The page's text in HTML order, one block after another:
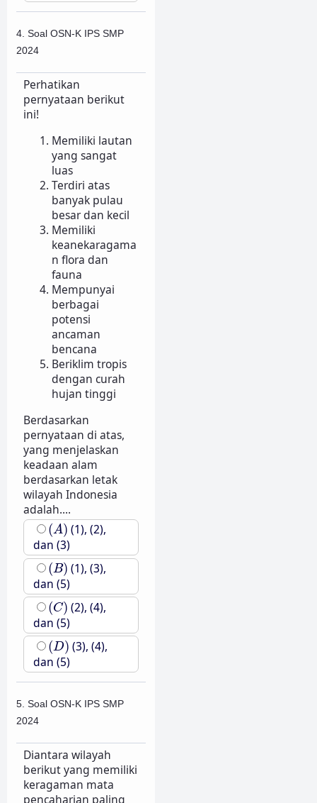
4. Soal OSN-K IPS SMP
2024
Perhatikan
pernyataan berikut
ini!
Memiliki lautan
yang sangat
luas
Terdiri atas
banyak pulau
besar dan kecil
Memiliki
keanekaragama
n flora dan
fauna
Mempunyai
berbagai
potensi
ancaman
bencana
Beriklim tropis
dengan curah
hujan tinggi
Berdasarkan
pernyataan di atas,
yang menjelaskan
keadaan alam
berdasarkan letak
wilayah Indonesia
adalah....
(A)
(A) (1), (2),
dan (3)
(B)
(B) (1), (3),
dan (5)
(C)
(C) (2), (4),
dan (5)
(D)
(D) (3), (4),
dan (5)
5. Soal OSN-K IPS SMP
2024
Diantara wilayah
berikut yang memiliki
keragaman mata
pencaharian paling